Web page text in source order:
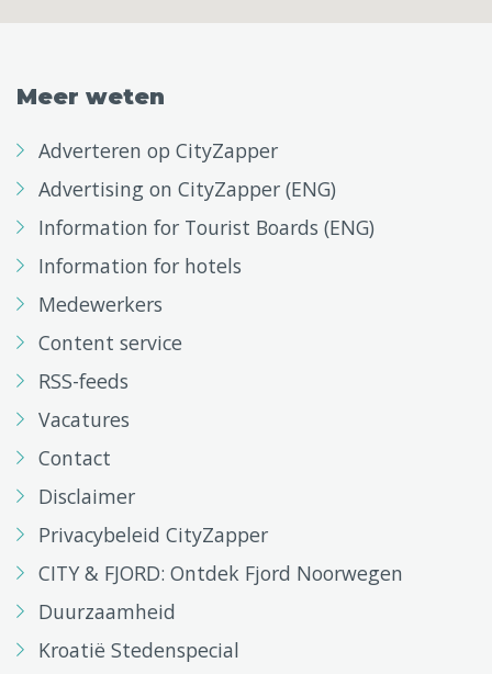
Meer weten
Adverteren op CityZapper
Advertising on CityZapper (ENG)
Information for Tourist Boards (ENG)
Information for hotels
Medewerkers
Content service
RSS-feeds
Vacatures
Contact
Disclaimer
Privacybeleid CityZapper
CITY & FJORD: Ontdek Fjord Noorwegen
Duurzaamheid
Kroatië Stedenspecial